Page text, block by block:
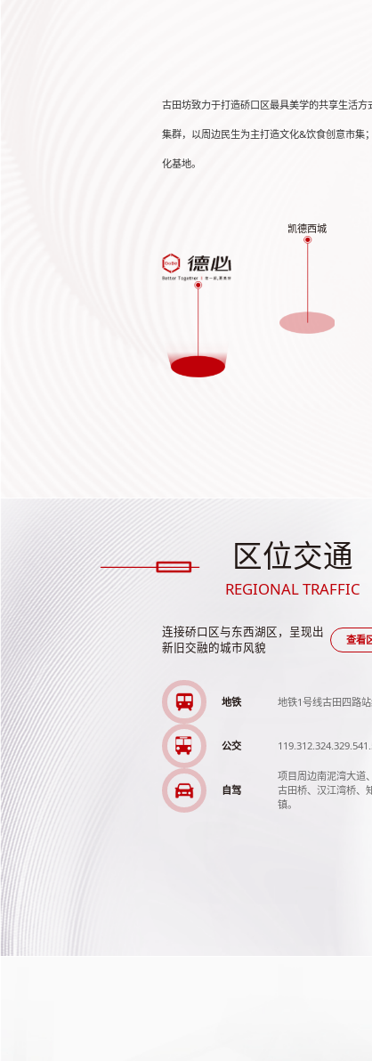
古田坊致力于打造硚口区最具美学的共享生活
集群，以周边民生为主打造文化&饮食创意市集
化基地。
凯德西城
区位交通
REGIONAL TRAFFIC
连接硚口区与东西湖区，呈现出
新旧交融的城市风貌
查看
地铁 地铁1号线古田四路
公交
自驾
项目周边南泥湾大道
古田桥、汉江湾桥、
镇。